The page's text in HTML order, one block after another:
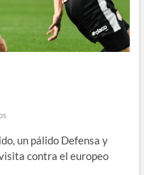
un pálido Defensa y
contra el europeo